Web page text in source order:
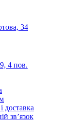
34
4 пов.
доставка
зв’язок